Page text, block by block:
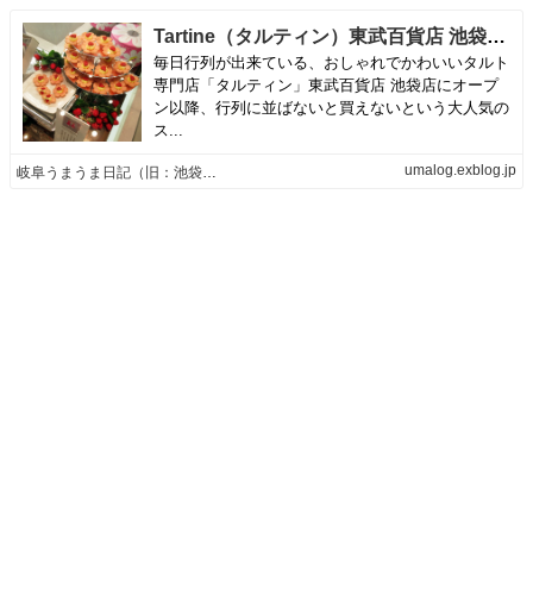
Tartine（タルティン）東武百貨店 池袋店 | 岐阜うまうま日記（旧：池袋うまうま日記。）
毎日行列が出来ている、おしゃれでかわいいタルト
専門店「タルティン」東武百貨店 池袋店にオープ
ン以降、行列に並ばないと買えないという大人気の
ス...
岐阜うまうま日記（旧：池袋うまうま日記。） umalog.exblog.jp